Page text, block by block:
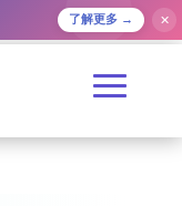
了解更多 → ✕